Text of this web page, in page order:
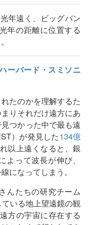
年遠く、ビッグバン
年の距離に位置する
ーバード・スミソニ
たのかを理解するた
りそれだけ遠方にあ
つかった中で最も遠
）が発見した134億
以上遠くなると、銀
って波長が伸び、
になってしまう。
んたちの研究チーム
いる地上望遠鏡の観
方の宇宙に存在する